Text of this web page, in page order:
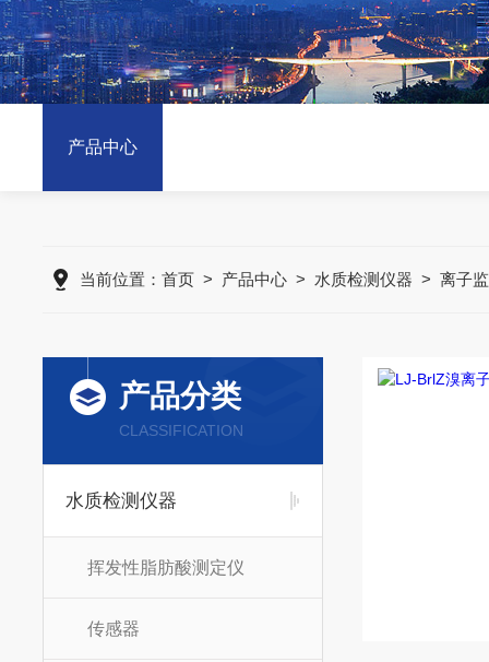
产品中心
当前位置： 首页 > 产品中心 > 水质检测仪器 > 离子
产品分类
CLASSIFICATION
水质检测仪器
挥发性脂肪酸测定仪
传感器